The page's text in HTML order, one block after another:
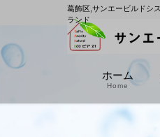
葛飾区,サンエービルドシ
ランド
ホーム
Home